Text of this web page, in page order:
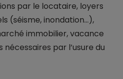
par le locataire, loyers
(séisme, inondation...),
immobilier, vacance
par l’usure du